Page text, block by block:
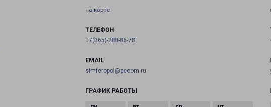
на карте
ТЕЛЕФОН
+7(365)-288-86-78
EMAIL
simferopol@pecom.ru
ГРАФИК РАБОТЫ